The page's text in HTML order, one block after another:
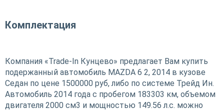
Комплектация
Компания «Trade-In Кунцево» предлагает Вам купить
подержанный автомобиль MAZDA 6 2, 2014 в кузове
Седан по цене 1500000 руб, либо по системе Трейд Ин.
Автомобиль 2014 года с пробегом 183303 км, объемом
двигателя 2000 см3 и мощностью 149.56 л.с. можно